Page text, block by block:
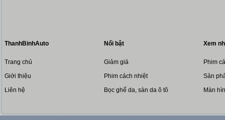
ThanhBinhAuto
Trang chủ
Giới thiệu
Liên hệ
Nổi bật
Giảm giá
Phim cách nhiệt
Bọc ghế da, sàn da ô tô
Xem
Phim
Sản
Màn